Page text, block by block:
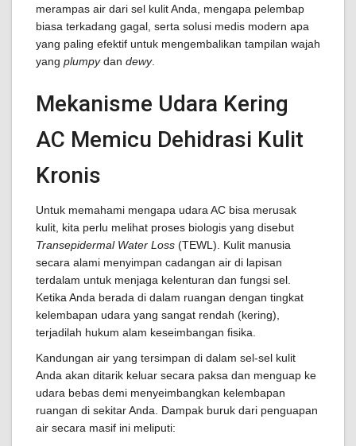
merampas air dari sel kulit Anda, mengapa pelembap
biasa terkadang gagal, serta solusi medis modern apa
yang paling efektif untuk mengembalikan tampilan wajah
yang plumpydan dewy.
Mekanisme Udara Kering
AC Memicu Dehidrasi Kulit
Kronis
Untuk memahami mengapa udara AC bisa merusak
kulit, kita perlu melihat proses biologis yang disebut
Transepidermal Water Loss (TEWL). Kulit manusia
secara alami menyimpan cadangan air di lapisan
terdalam untuk menjaga kelenturan dan fungsi sel.
Ketika Anda berada di dalam ruangan dengan tingkat
kelembapan udara yang sangat rendah (kering),
terjadilah hukum alam keseimbangan fisika.
Kandungan air yang tersimpan di dalam sel-sel kulit
Anda akan ditarik keluar secara paksa dan menguap ke
udara bebas demi menyeimbangkan kelembapan
ruangan di sekitar Anda. Dampak buruk dari penguapan
air secara masif ini meliputi: